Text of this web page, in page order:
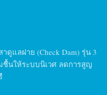
ดูแลฝาย (Check Dam) รุ่น 3
นให้ระบบนิเวศ ลดการสูญ